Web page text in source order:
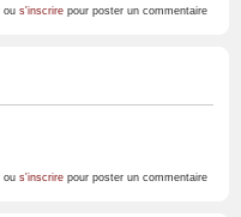
ous'inscrire pour poster un commentaire
ous'inscrire pour poster un commentaire